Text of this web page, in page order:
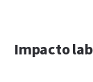
Impacto